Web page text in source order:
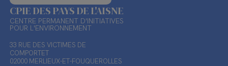
CPIE DES PAYS DE L'AISNE
CENTRE PERMANENT D'INITIATIVES
POUR L'ENVIRONNEMENT
33 RUE DES VICTIMES DE
COMPORTET
02000 MERLIEUX-ET-FOUQUEROLLES